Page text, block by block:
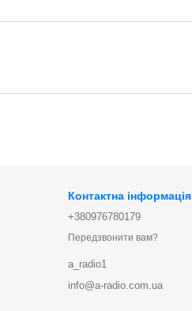
Контактна інформація
+380976780179
Передзвонити вам?
a_radio1
info@a-radio.com.ua